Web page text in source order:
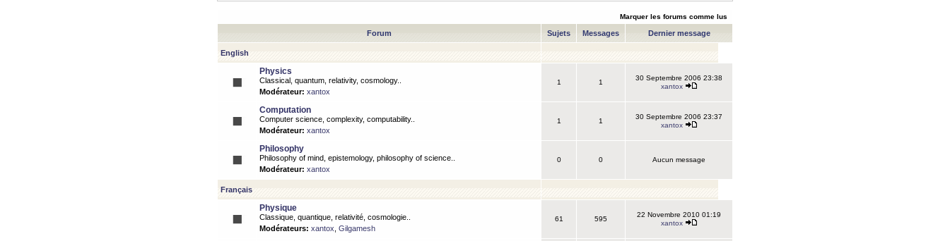
Marquer les forums comme lus
Forum Sujets Messages Dernier message
English
Physics
Classical, quantum, relativity, cosmology..
Modérateur: xantox
1 1
30 Septembre 2006 23:38
xantox
Computation
Computer science, complexity, computability..
Modérateur: xantox
1 1
30 Septembre 2006 23:37
xantox
Philosophy
Philosophy of mind, epistemology, philosophy of science..
Modérateur: xantox
0 0 Aucun message
Français
Physique
Classique, quantique, relativité, cosmologie..
Modérateurs: xantox Gilgamesh
61 595
22 Novembre 2010 01:19
xantox